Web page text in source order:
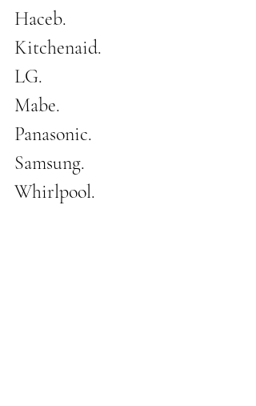
Haceb.
Kitchenaid.
LG.
Mabe.
Panasonic.
Samsung.
Whirlpool.